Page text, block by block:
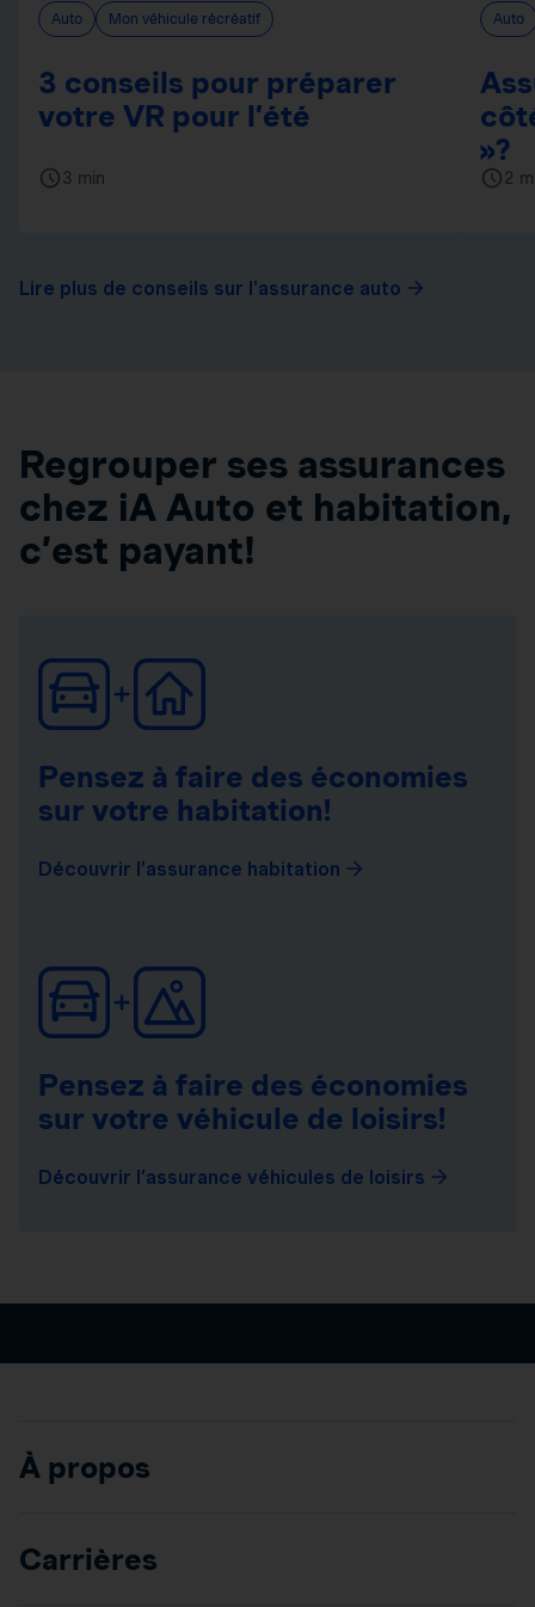
Auto Mon véhicule récréatif
3 conseils pour préparer
votre VR pour l’été
3 min
Auto
»?
2
Lire plus de conseils sur l'assurance auto
Regrouper ses assurances
chez iA Auto et habitation,
c’est payant!
Pensez à faire des économies
sur votre habitation!
Découvrir l’assurance habitation
Pensez à faire des économies
sur votre véhicule de loisirs!
Découvrir l’assurance véhicules de loisirs
À propos
Carrières